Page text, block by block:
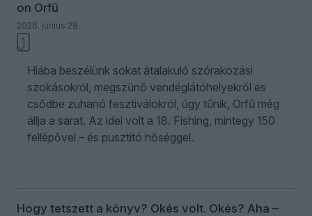
on Orfű
2026. június 28.
1
Hiába beszélünk sokat átalakuló szórakozási
szokásokról, megszűnő vendéglátóhelyekről és
csődbe zuhanó fesztiválokról, úgy tűnik, Orfű még
állja a sarat. Az idei volt a 18. Fishing, mintegy 150
fellépővel – és pusztító hőséggel.
Hogy tetszett a könyv? Okés volt. Okés? Aha –